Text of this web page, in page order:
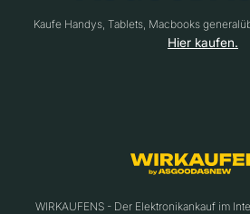
Kaufe Handys, Tablets, Macbooks
Hier kaufen.
WIRKAUFENS - Der Elektronikankauf im